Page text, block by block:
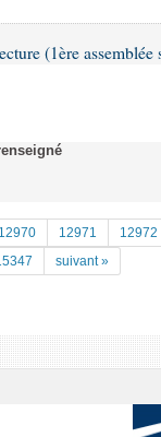
(1ère assemblée
12970 12971 12972
suivant »